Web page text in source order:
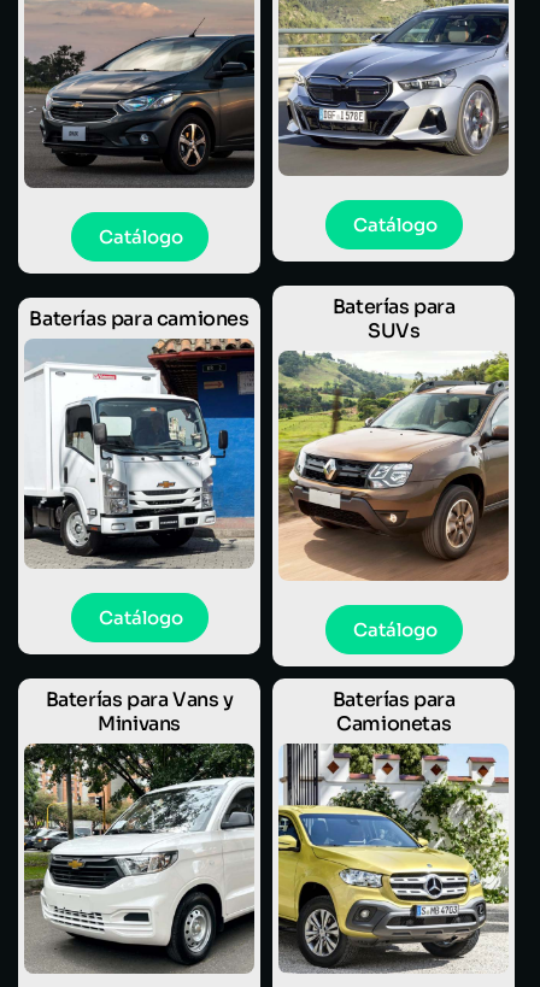
Catálogo
Catálogo
Baterías para camiones
Catálogo
Baterías para
SUVs
Catálogo
Baterías para Vans y
Minivans
Baterías para
Camionetas